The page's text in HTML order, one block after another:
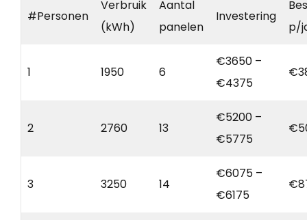
#Personen
Verbruik
(kWh)
Aantal
panelen
Investering
p/
1 1950 6
€3650 –
€4375
2 2760 13
€5200 –
€5775
3 3250 14
€6075 –
€6175